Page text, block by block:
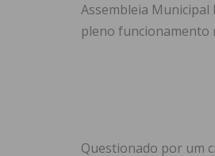
Assembleia
pleno funcionamento
Questionado por um